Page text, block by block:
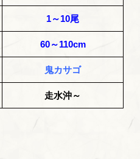
1～10尾
60～110cm
鬼カサゴ
走水沖～